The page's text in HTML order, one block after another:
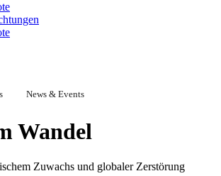
News & Events
Wandel
Zuwachs und globaler Zerstörung